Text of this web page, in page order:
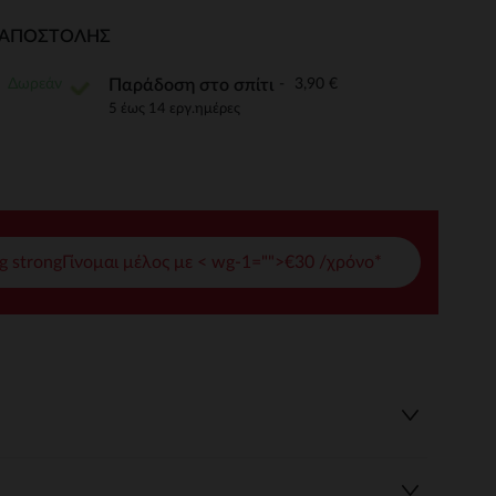
σας
να διαχειριστείτε τις ρυθμίσεις απορρήτου,
ΑΠΟΣΤΟΛΉΣ
Παράδοση στο σπίτι 3,90 €
5 έως 14 εργ.ημέρες
strongΓίνομαι μέλος με < wg-1="">€30 /χρόνο*